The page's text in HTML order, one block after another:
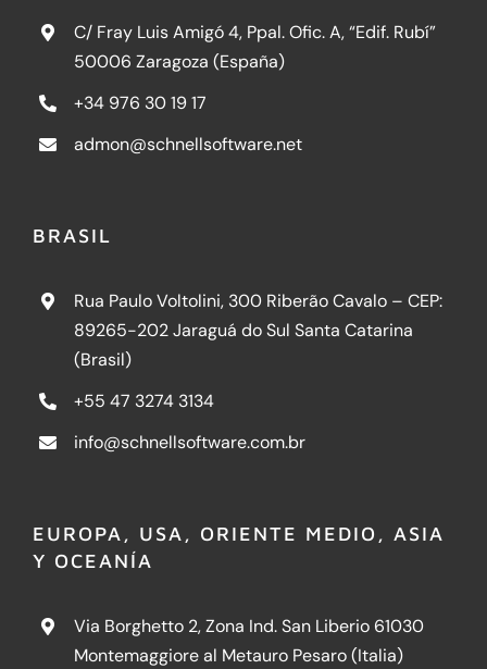
C/ Fray Luis Amigó 4, Ppal. Ofic. A, “Edif. Rubí”
50006 Zaragoza (España)
+34 976 30 19 17
admon@schnellsoftware.net
BRASIL
Rua Paulo Voltolini, 300 Riberão Cavalo – CEP:
89265-202 Jaraguá do Sul Santa Catarina
(Brasil)
+55 47 3274 3134
info@schnellsoftware.com.br
EUROPA, USA, ORIENTE MEDIO, ASIA
Y OCEANÍA
Via Borghetto 2, Zona Ind. San Liberio 61030
Montemaggiore al Metauro Pesaro (Italia)